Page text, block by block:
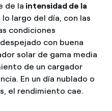
de la intensidad de la
lo largo del día, con las
condiciones
con buena
solar de gama media
de un cargador
En un día nublado o
el rendimiento cae.